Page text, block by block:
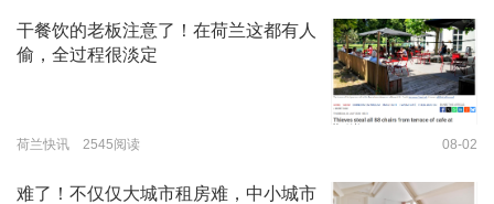
干餐饮的老板注意了！在荷兰这都有人
偷，全过程很淡定
荷兰快讯 2545阅读 08-02
难了！不仅仅大城市租房难，中小城市